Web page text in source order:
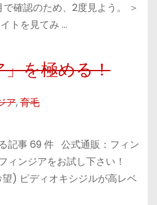
確認のため、2度見よう。 ＞
トを見てみ …
を極める！
ア,育毛
記事 69 件 公式通販：フィン
ィンジアをお試し下さい！
) ピディオキシジルが高レベ